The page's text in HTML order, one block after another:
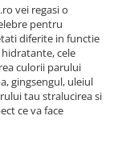
vei regasi o
pentru
diferite in functie
cele
culorii parului
gingsengul, uleiul
tau stralucirea si
ce va face